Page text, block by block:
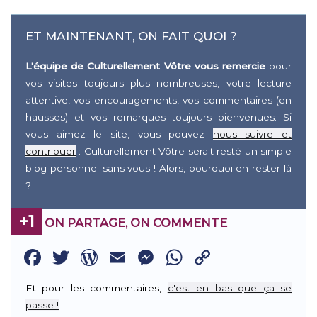
ET MAINTENANT, ON FAIT QUOI ?
L'équipe de Culturellement Vôtre vous remerciepour
vos visites toujours plus nombreuses, votre lecture
attentive, vos encouragements, vos commentaires (en
hausses) et vos remarques toujours bienvenues. Si
vous aimez le site, vous pouvez nous suivre et
contribuer : Culturellement Vôtre serait resté un simple
blog personnel sans vous ! Alors, pourquoi en rester là
?
+1 ON PARTAGE, ON COMMENTE
Facebook
Twitter
WordPress
EmailMessenger
WhatsApp
Link
Et pour les commentaires, c'est en bas que ça se
passe !